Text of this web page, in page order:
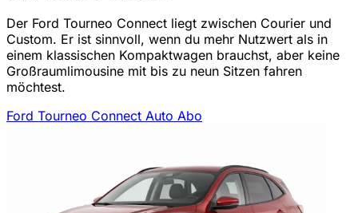
Der Ford Tourneo Connect liegt zwischen Courier und
Custom. Er ist sinnvoll, wenn du mehr Nutzwert als in
einem klassischen Kompaktwagen brauchst, aber keine
Großraumlimousine mit bis zu neun Sitzen fahren
möchtest.
Ford Tourneo Connect Auto Abo